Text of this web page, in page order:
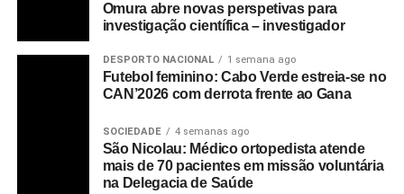
Omura abre novas perspetivas para
investigação científica – investigador
DESPORTO NACIONAL 1 semana ago
Futebol feminino: Cabo Verde estreia-se no
CAN’2026 com derrota frente ao Gana
SOCIEDADE 4 semanas ago
São Nicolau: Médico ortopedista atende
mais de 70 pacientes em missão voluntária
na Delegacia de Saúde